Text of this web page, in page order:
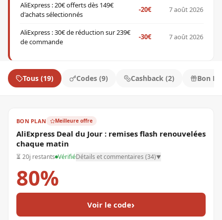
AliExpress : 20€ offerts dès 149€
d'achats sélectionnés
-20€ 7 août 2026
AliExpress : 30€ de réduction sur 239€
de commande
-30€ 7 août 2026
Tous (19) Codes (9) Cashback (2) Bon
80%
BON PLAN Meilleure offre
AliExpress Deal du Jour : remises flash renouvelées
chaque matin
⏳ 20j restants VérifiéDétails et commentaires (34)▼
Voir le code›